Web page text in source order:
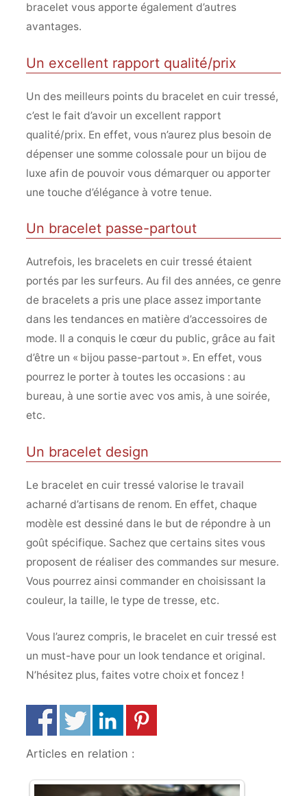
bracelet vous apporte également d’autres
avantages.
Un excellent rapport qualité/prix
Un des meilleurs points du bracelet en cuir tressé,
c’est le fait d’avoir un excellent rapport
qualité/prix. En effet, vous n’aurez plus besoin de
dépenser une somme colossale pour un bijou de
luxe afin de pouvoir vous démarquer ou apporter
une touche d’élégance à votre tenue.
Un bracelet passe-partout
Autrefois, les bracelets en cuir tressé étaient
portés par les surfeurs. Au fil des années, ce genre
de bracelets a pris une place assez importante
dans les tendances en matière d’accessoires de
mode. Il a conquis le cœur du public, grâce au fait
d’être un « bijou passe-partout ». En effet, vous
pourrez le porter à toutes les occasions : au
bureau, à une sortie avec vos amis, à une soirée,
etc.
Un bracelet design
Le bracelet en cuir tressé valorise le travail
acharné d’artisans de renom. En effet, chaque
modèle est dessiné dans le but de répondre à un
goût spécifique. Sachez que certains sites vous
proposent de réaliser des commandes sur mesure.
Vous pourrez ainsi commander en choisissant la
couleur, la taille, le type de tresse, etc.
Vous l’aurez compris, le bracelet en cuir tressé est
un must-have pour un look tendance et original.
N’hésitez plus, faites votre choix et foncez !
Articles en relation :